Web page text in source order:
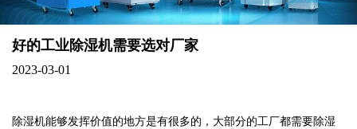
好的工业除湿机需要选对厂家
2023-03-01
除湿机能够发挥价值的地方是有很多的，大部分的工厂都需要除湿